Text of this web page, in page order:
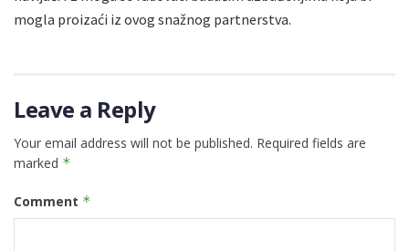
mogla proizaći iz ovog snažnog partnerstva.
Leave a Reply
Your email address will not be published. Required fields are
marked *
Comment *